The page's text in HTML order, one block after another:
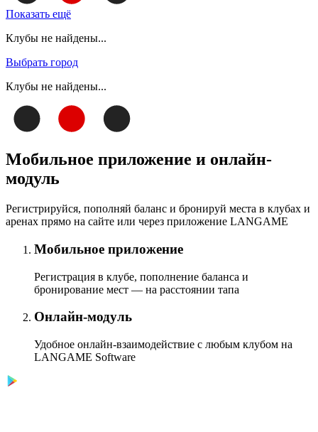
Показать ещё
Клубы не найдены...
Выбрать город
Клубы не найдены...
Мобильное приложение и онлайн-
модуль
Регистрируйся, пополняй баланс и бронируй места в клубах и
аренах прямо на сайте или через приложение LANGAME
Мобильное приложение
Регистрация в клубе, пополнение баланса и
бронирование мест — на расстоянии тапа
Онлайн-модуль
Удобное онлайн-взаимодействие с любым клубом на
LANGAME Software